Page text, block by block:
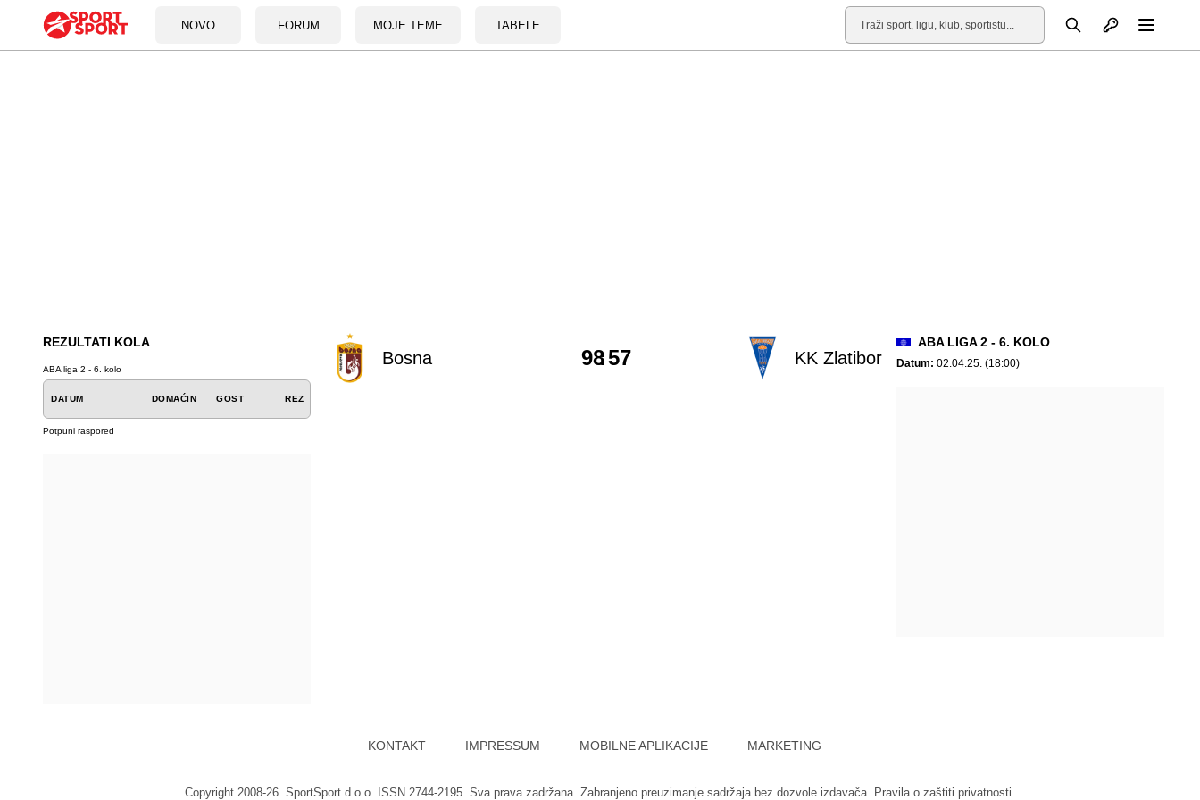
NOVO FORUM MOJE TEME TABELE
Pretraga Otvori profil
REZULTATI KOLA
ABA liga 2 - 6. kolo
DATUM DOMAĆIN GOST REZ
Potpuni raspored
Bosna KK Zlatibor
98
:57
ABA LIGA 2 - 6. KOLO
Datum: 02.04.25. (18:00)
KONTAKT IMPRESSUM MOBILNE APLIKACIJE MARKETING
Copyright 2008-26. SportSport d.o.o. ISSN 2744-2195. Sva prava zadržana. Zabranjeno preuzimanje sadržaja bez dozvole izdavača. Pravila o zaštiti privatnosti.